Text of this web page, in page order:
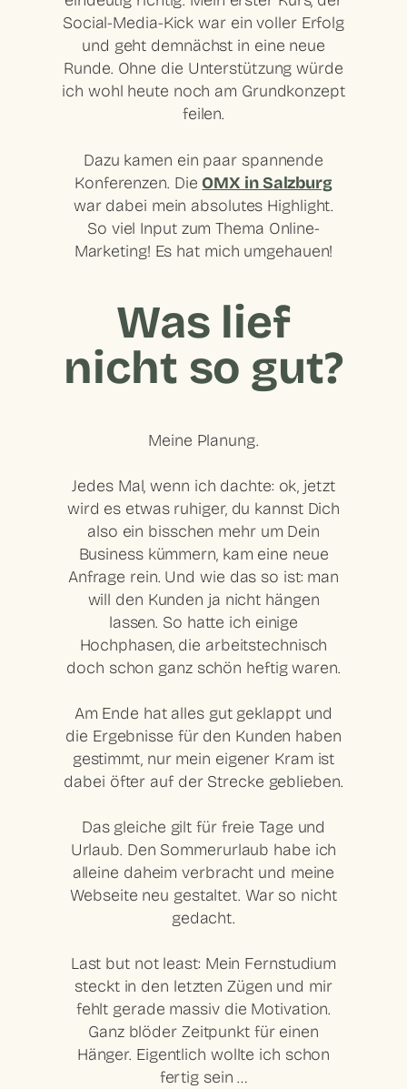
Social-Media-Kick war ein voller Erfolg
und geht demnächst in eine neue
Runde. Ohne die Unterstützung würde
ich wohl heute noch am Grundkonzept
feilen.
Dazu kamen ein paar spannende
Konferenzen. Die OMX in Salzburg
war dabei mein absolutes Highlight.
So viel Input zum Thema Online-
Marketing! Es hat mich umgehauen!
Was lief
nicht so gut?
Meine Planung.
Jedes Mal, wenn ich dachte: ok, jetzt
wird es etwas ruhiger, du kannst Dich
also ein bisschen mehr um Dein
Business kümmern, kam eine neue
Anfrage rein. Und wie das so ist: man
will den Kunden ja nicht hängen
lassen. So hatte ich einige
Hochphasen, die arbeitstechnisch
doch schon ganz schön heftig waren.
Am Ende hat alles gut geklappt und
die Ergebnisse für den Kunden haben
gestimmt, nur mein eigener Kram ist
dabei öfter auf der Strecke geblieben.
Das gleiche gilt für freie Tage und
Urlaub. Den Sommerurlaub habe ich
alleine daheim verbracht und meine
Webseite neu gestaltet. War so nicht
gedacht.
Last but not least: Mein Fernstudium
steckt in den letzten Zügen und mir
fehlt gerade massiv die Motivation.
Ganz blöder Zeitpunkt für einen
Hänger. Eigentlich wollte ich schon
fertig sein …